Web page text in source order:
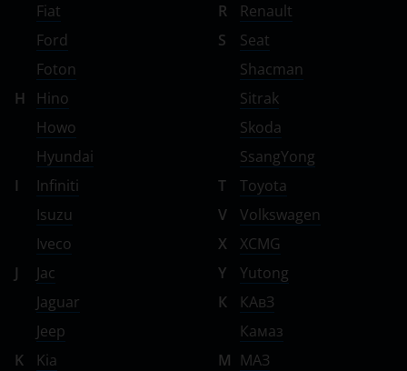
Fiat
Ford
Foton
H
Hino
Howo
Hyundai
I
Infiniti
Isuzu
Iveco
J
Jac
Jaguar
Jeep
K
Kia
R
Renault
S
Seat
Shacman
Sitrak
Skoda
SsangYong
T
Toyota
V
Volkswagen
X
XCMG
Y
Yutong
К
КАвЗ
Камаз
М МАЗ